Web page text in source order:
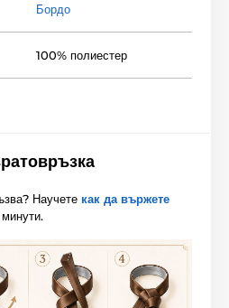
Бордо
100% полиестер
Научете как да вържете